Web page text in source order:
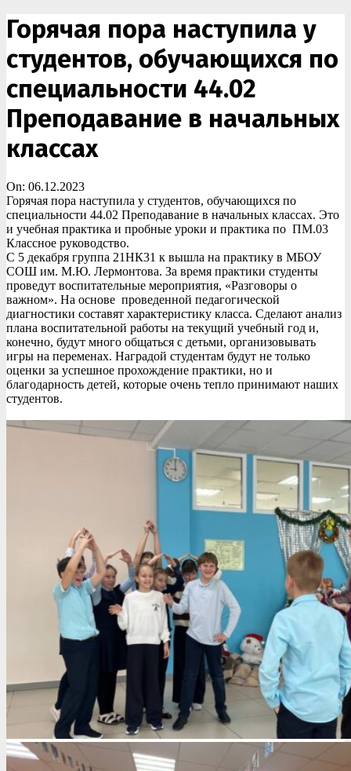
Горячая пора наступила у
студентов, обучающихся по
специальности 44.02
Преподавание в начальных
классах
On: 06.12.2023
Горячая пора наступила у студентов, обучающихся по
специальности 44.02 Преподавание в начальных классах. Это
и учебная практика и пробные уроки и практика по ПМ.03
Классное руководство.
С 5 декабря группа 21НК31 к вышла на практику в МБОУ
СОШ им. М.Ю. Лермонтова. За время практики студенты
проведут воспитательные мероприятия, «Разговоры о
важном». На основе проведенной педагогической
диагностики составят характеристику класса. Сделают анализ
плана воспитательной работы на текущий учебный год и,
конечно, будут много общаться с детьми, организовывать
игры на переменах. Наградой студентам будут не только
оценки за успешное прохождение практики, но и
благодарность детей, которые очень тепло принимают наших
студентов.